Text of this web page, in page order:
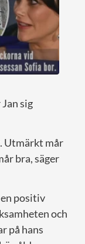
sig
Utmärkt mår
bra, säger
positiv
och
på hans